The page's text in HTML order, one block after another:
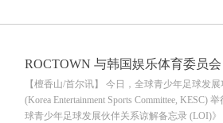
ROCTOWN 与韩国娱乐体育委员
《全球青少年足球发展倡议书》
【檀香山/首尔讯】 今日，全球青少年足球发
(Korea Entertainment Sports Committee,
球青少年足球发展伙伴关系谅解备忘录 (LOI)